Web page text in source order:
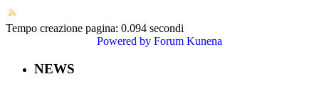
Tempo creazione pagina: 0.094 secondi
Powered by Forum Kunena
NEWS